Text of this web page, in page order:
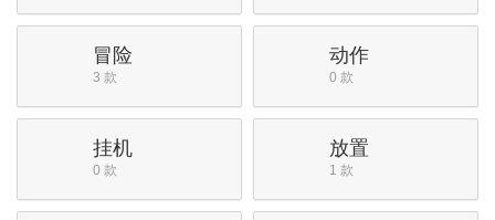
冒险
3 款
动作
0 款
挂机
0 款
放置
1 款